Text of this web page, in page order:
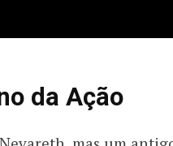
da Ação